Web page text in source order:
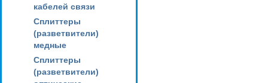
кабелей связи
Сплиттеры
(разветвители)
медные
Сплиттеры
(разветвители)